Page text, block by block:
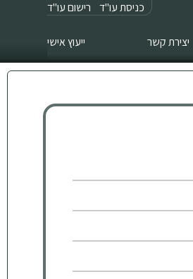
כניסת עו"ד רישום עו"ד
יצירת קשר ייעוץ אישי